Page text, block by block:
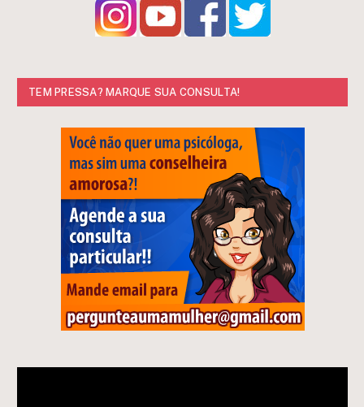
TEM PRESSA? MARQUE SUA CONSULTA!